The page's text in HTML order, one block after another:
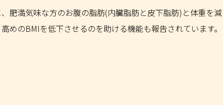
肥満気味な方のお腹の脂肪(内臓脂肪と皮下脂肪)と体重を減
高めのBMIを低下させるのを助ける機能も報告されています。